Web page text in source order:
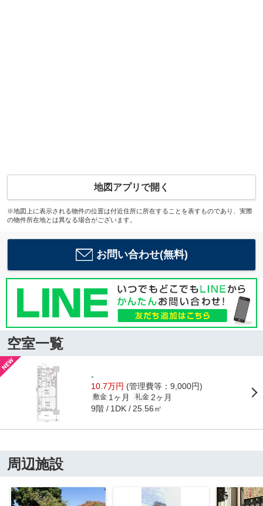
地図アプリで開く
※地図上に表示される物件の位置は付近住所に所在することを表すものであり、実際
の物件所在地とは異なる場合がございます。
お問い合わせ(無料)
空室一覧
-
10.7万円 (管理費等：9,000円)
敷金 1ヶ月 礼金 2ヶ月
9階 1DK 25.56㎡
周辺施設